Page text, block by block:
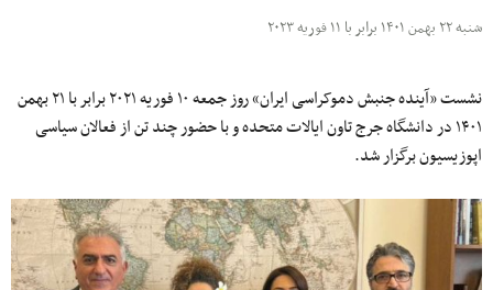
شنبه ۲۲ بهمن ۱۴۰۱ برابر با ۱۱ فوریه ۲۰۲۳
نشست «آینده جنبش دموکراسی ایران» روز جمعه ۱۰ فوریه ۲۰۲۱ برابر با ۲۱ بهمن
۱۴۰۱ در دانشگاه جرج تاون ایالات متحده و با حضور چند تن از فعالان سیاسی
اپوزیسیون برگزار شد.